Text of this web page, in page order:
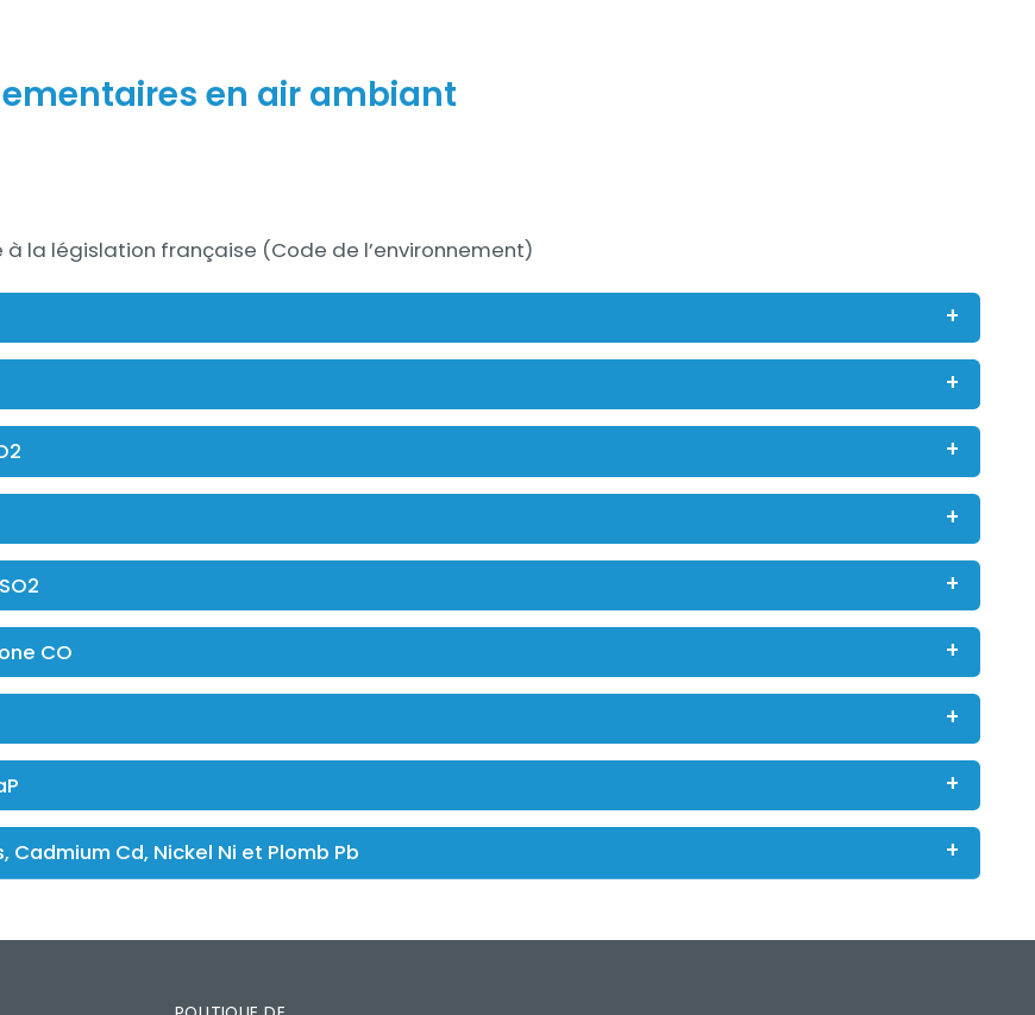
en air ambiant
à la législation française (Code de l’environnement)
CO
Cadmium Cd, Nickel Ni et Plomb Pb